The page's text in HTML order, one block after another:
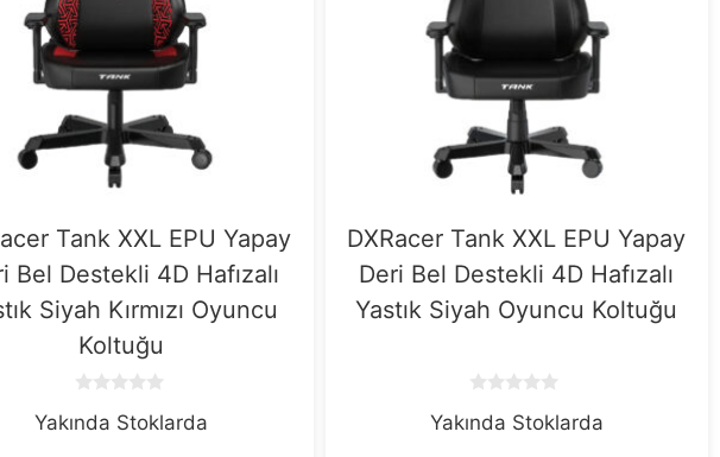
Tank XXL EPU Yapay
Bel Destekli 4D Hafızalı
Siyah Kırmızı Oyuncu
Koltuğu
o
Yakında Stoklarda
DXRacer Tank XXL EPU Yapay
Deri Bel Destekli 4D Hafızalı
Yastık Siyah Oyuncu Koltuğu
o
Yakında Stoklarda